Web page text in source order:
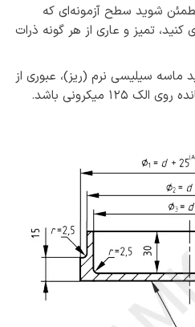
شوید سطح آزمونه‌ای که
تمیز و عاری از هر گونه ذرات
ماسه سیلیسی نرم (ریز)، عبوری از